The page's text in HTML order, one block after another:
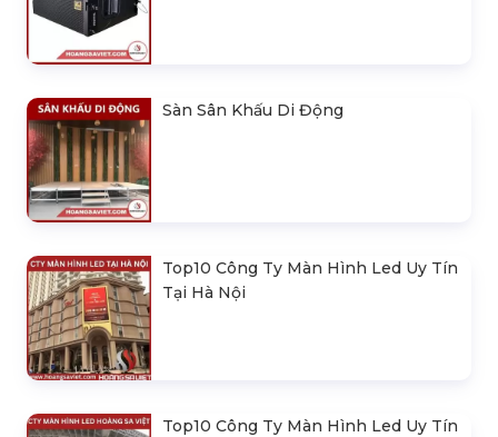
Sàn Sân Khấu Di Động
Top10 Công Ty Màn Hình Led Uy Tín
Tại Hà Nội
Top10 Công Ty Màn Hình Led Uy Tín